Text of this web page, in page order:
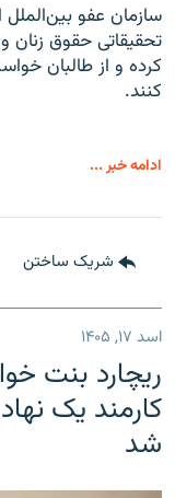
سازمان عفو
تحقیقاتی حقوق زنان و
کرده و از طالبان
کنند.
ادامه خبر ...
شریک ساختن
اسد ۱۷, ۱۴۰۵
ریچارد بنت
کارمند یک
شد